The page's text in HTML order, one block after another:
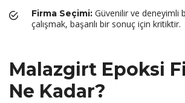
Firma Seçimi: Güvenilir ve deneyimli
çalışmak, başarılı bir sonuç için kritiktir.
Malazgirt Epoksi
Ne Kadar?